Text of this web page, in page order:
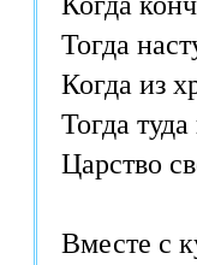
Тогда
Когда из
Тогда
Царство
Вместе с